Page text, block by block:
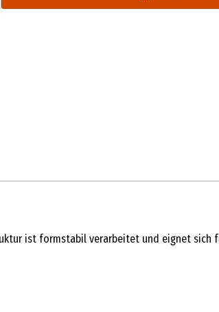
ist formstabil verarbeitet und eignet sich